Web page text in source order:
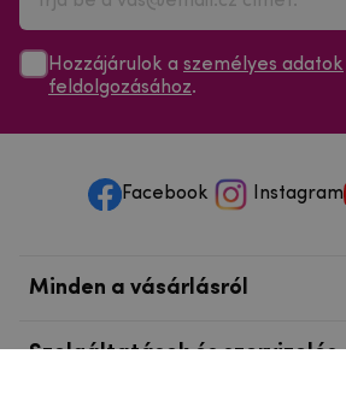
Hozzájárulok a személyes adatok
feldolgozásához.
Facebook Instagram
Minden a vásárlásról
Szolgáltatások és szervizelés